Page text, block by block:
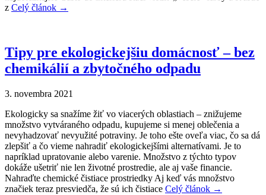
z Celý článok →
Tipy pre ekologickejšiu domácnosť – bez
chemikálií a zbytočného odpadu
3. novembra 2021
Ekologicky sa snažíme žiť vo viacerých oblastiach – znižujeme
množstvo vytváraného odpadu, kupujeme si menej oblečenia a
nevyhadzovať nevyužité potraviny. Je toho ešte oveľa viac, čo sa dá
zlepšiť a čo vieme nahradiť ekologickejšími alternatívami. Je to
napríklad upratovanie alebo varenie. Množstvo z týchto typov
dokáže ušetriť nie len životné prostredie, ale aj vaše financie.
Nahraďte chemické čistiace prostriedky Aj keď vás množstvo
značiek teraz presviedča, že sú ich čistiace Celý článok →